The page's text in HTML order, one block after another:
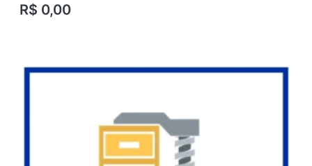
R$ 0,00